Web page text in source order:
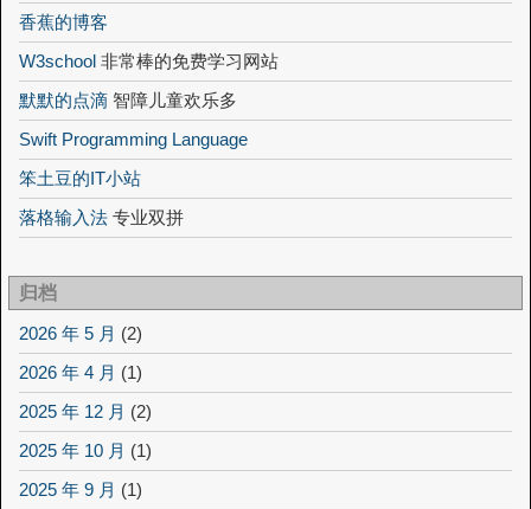
香蕉的博客
W3school 非常棒的免费学习网站
默默的点滴 智障儿童欢乐多
Swift Programming Language
笨土豆的IT小站
落格输入法 专业双拼
归档
2026 年 5 月 (2)
2026 年 4 月 (1)
2025 年 12 月 (2)
2025 年 10 月 (1)
2025 年 9 月 (1)